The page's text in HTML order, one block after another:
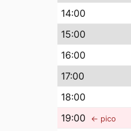
14:00
15:00
16:00
17:00
18:00
19:00 ← pico